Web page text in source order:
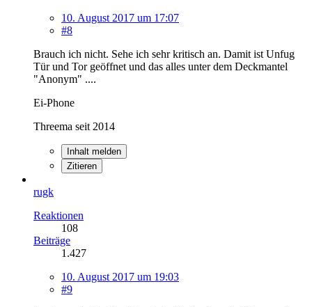
10. August 2017 um 17:07
#8
Brauch ich nicht. Sehe ich sehr kritisch an. Damit ist Unfug
Tür und Tor geöffnet und das alles unter dem Deckmantel
"Anonym" ....
Ei-Phone
Threema seit 2014
Inhalt melden
Zitieren
rugk
Reaktionen
108
Beiträge
1.427
10. August 2017 um 19:03
#9